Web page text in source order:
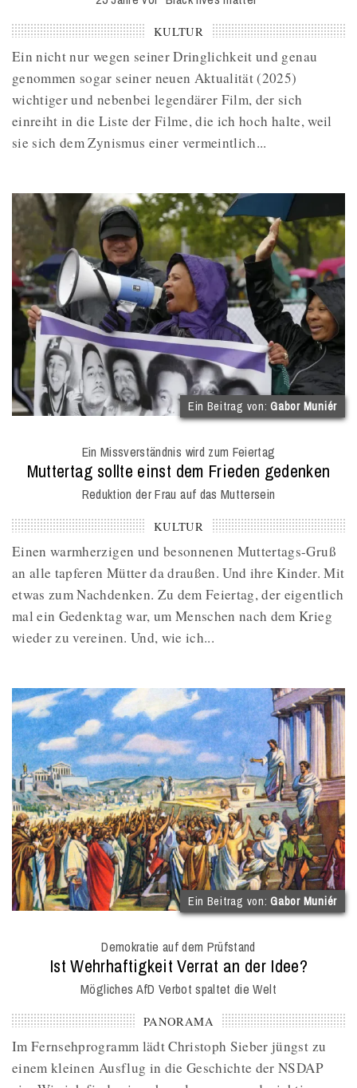
KULTUR
Ein nicht nur wegen seiner Dringlichkeit und genau
genommen sogar seiner neuen Aktualität (2025)
wichtiger und nebenbei legendärer Film, der sich
einreiht in die Liste der Filme, die ich hoch halte, weil
sie sich dem Zynismus einer vermeintlich...
Ein Beitrag von:Gabor Muniér
Ein Missverständnis wird zum Feiertag
:
Muttertag sollte einst dem Frieden gedenken
Reduktion der Frau auf das Muttersein
KULTUR
Einen warmherzigen und besonnenen Muttertags-Gruß
an alle tapferen Mütter da draußen. Und ihre Kinder. Mit
etwas zum Nachdenken. Zu dem Feiertag, der eigentlich
mal ein Gedenktag war, um Menschen nach dem Krieg
wieder zu vereinen. Und, wie ich...
Ein Beitrag von:Gabor Muniér
Demokratie auf dem Prüfstand
:
Ist Wehrhaftigkeit Verrat an der Idee?
Mögliches AfD Verbot spaltet die Welt
PANORAMA
Im Fernsehprogramm lädt Christoph Sieber jüngst zu
einem kleinen Ausflug in die Geschichte der NSDAP